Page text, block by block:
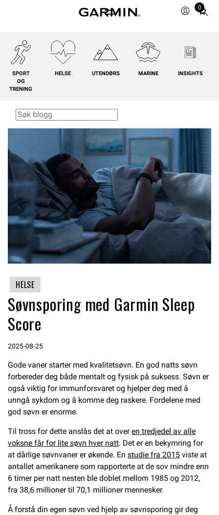
0
Total
0
SPORT
OG
TRENING
HELSE UTENDØRS MARINE INSIGHTS
HELSE
Søvnsporing med Garmin Sleep
Score
2025-08-25
Gode vaner starter med kvalitetsøvn. En god natts søvn
forbereder deg både mentalt og fysisk på suksess. Søvn er
også viktig for immunforsvaret og hjelper deg med å
unngå sykdom og å komme deg raskere. Fordelene med
god søvn er enorme.
Til tross for dette anslås det at overen tredjedel av alle
voksne får for lite søvn hver natt. Det er en bekymring for
at dårlige søvnvaner er økende. En studie fra 2015 viste at
antallet amerikanere som rapporterte at de sov mindre enn
6 timer per natt nesten ble doblet mellom 1985 og 2012,
fra 38,6 millioner til 70,1 millioner mennesker.
Å forstå din egen søvn ved hjelp av søvnsporing gir deg